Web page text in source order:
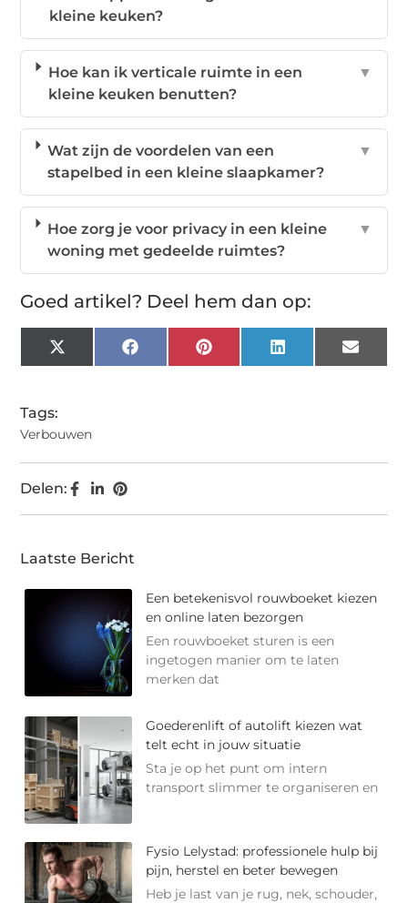
kleine keuken?
Hoe kan ik verticale ruimte in een
kleine keuken benutten?
▼
Wat zijn de voordelen van een
stapelbed in een kleine slaapkamer?
▼
Hoe zorg je voor privacy in een kleine
woning met gedeelde ruimtes?
▼
Goed artikel? Deel hem dan op:
X
(Twitter)
FacebookPinterest LinkedIn Email
Tags:
Verbouwen
Delen:
Laatste Bericht
Een betekenisvol rouwboeket kiezen
en online laten bezorgen
Een rouwboeket sturen is een
ingetogen manier om te laten
merken dat
Goederenlift of autolift kiezen wat
telt echt in jouw situatie
Sta je op het punt om intern
transport slimmer te organiseren en
Fysio Lelystad: professionele hulp bij
pijn, herstel en beter bewegen
Heb je last van je rug, nek, schouder,